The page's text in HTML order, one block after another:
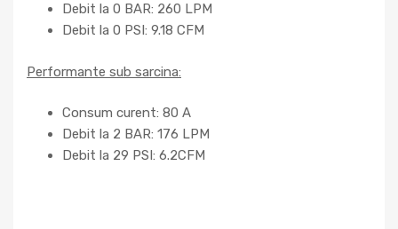
Debit la 0 BAR: 260 LPM
Debit la 0 PSI: 9.18 CFM
Performante sub sarcina:
Consum curent: 80 A
Debit la 2 BAR: 176 LPM
Debit la 29 PSI: 6.2CFM